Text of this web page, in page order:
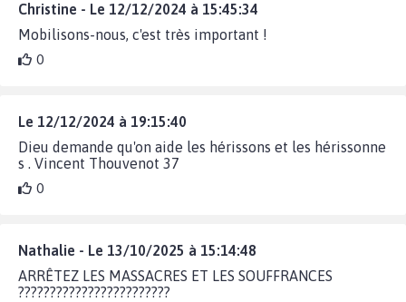
Christine - Le 12/12/2024 à 15:45:34
Mobilisons-nous, c'est très important !
0
Le 12/12/2024 à 19:15:40
Dieu demande qu'on aide les hérissons et les hérissonne
s . Vincent Thouvenot 37
0
Nathalie - Le 13/10/2025 à 15:14:48
ARRÊTEZ LES MASSACRES ET LES SOUFFRANCES
????????????????????????